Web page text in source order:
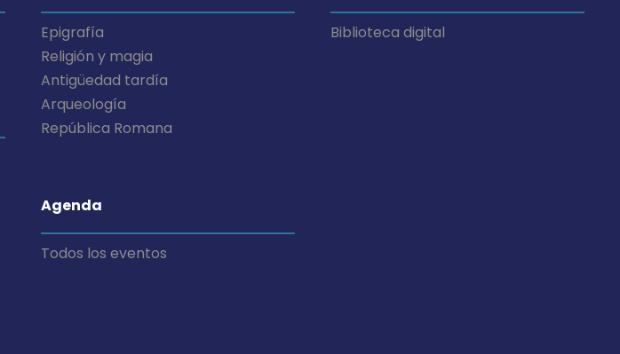
Epigrafía
Religión y magia
Antigüedad tardía
Arqueología
República Romana
Agenda
Todos los eventos
Biblioteca digital